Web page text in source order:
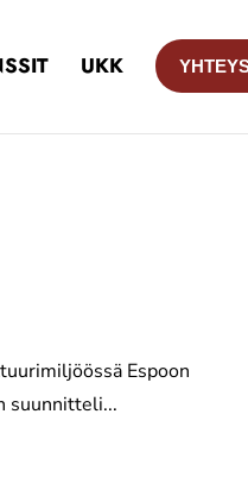
UKK
Espoon
suunnitteli...